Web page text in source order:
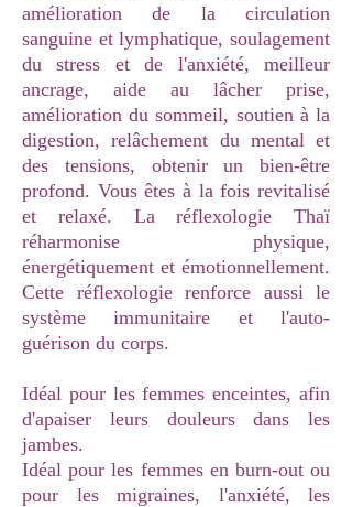
amélioration de la circulation
sanguine et lymphatique, soulagement
du stress et de l'anxiété, meilleur
ancrage, aide au lâcher prise,
amélioration du sommeil, soutien à la
digestion, relâchement du mental et
des tensions, obtenir un bien-être
profond. Vous êtes à la fois revitalisé
et relaxé. La réflexologie Thaï
réharmonise physique,
énergétiquement et émotionnellement.
Cette réflexologie renforce aussi le
système immunitaire et l'auto-
guérison du corps.
​​Idéal pour les femmes enceintes, afin
d'apaiser leurs douleurs dans les
jambes.
Idéal pour les femmes en burn-out ou
pour les migraines, l'anxiété, les